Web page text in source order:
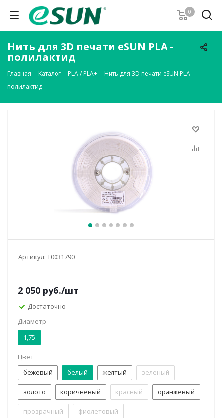
0
Нить для 3D печати eSUN PLA -
полилактид
Главная - Каталог - PLA / PLA+ - Нить для 3D печати eSUN PLA -
полилактид
Артикул: Т0031790
2 050 руб./шт
Достаточно
Диаметр
1,75
Цвет
бежевый
белый желтый зеленый
золото коричневый красный оранжевый
прозрачный фиолетовый